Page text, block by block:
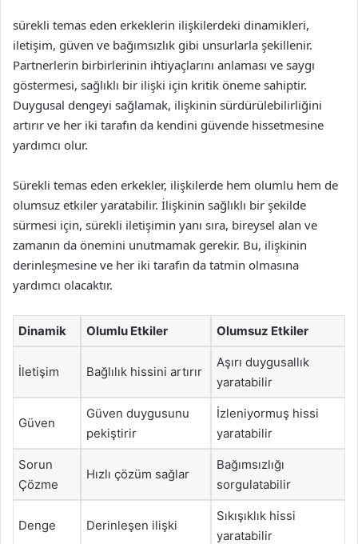
sürekli temas eden erkeklerin ilişkilerdeki dinamikleri,
iletişim, güven ve bağımsızlık gibi unsurlarla şekillenir.
Partnerlerin birbirlerinin ihtiyaçlarını anlaması ve saygı
göstermesi, sağlıklı bir ilişki için kritik öneme sahiptir.
Duygusal dengeyi sağlamak, ilişkinin sürdürülebilirliğini
artırır ve her iki tarafın da kendini güvende hissetmesine
yardımcı olur.
Sürekli temas eden erkekler, ilişkilerde hem olumlu hem de
olumsuz etkiler yaratabilir. İlişkinin sağlıklı bir şekilde
sürmesi için, sürekli iletişimin yanı sıra, bireysel alan ve
zamanın da önemini unutmamak gerekir. Bu, ilişkinin
derinleşmesine ve her iki tarafın da tatmin olmasına
yardımcı olacaktır.
Dinamik Olumlu Etkiler Olumsuz Etkiler
İletişim Bağlılık hissini artırır
Aşırı duygusallık
yaratabilir
Güven
Güven duygusunu
pekiştirir
İzleniyormuş hissi
yaratabilir
Sorun
Çözme
Hızlı çözüm sağlar
Bağımsızlığı
sorgulatabilir
Denge Derinleşen ilişki
Sıkışıklık hissi
yaratabilir